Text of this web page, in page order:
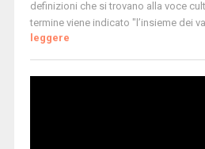
definizioni che si trovano alla voce
termine viene indicato "l’insieme dei
leggere